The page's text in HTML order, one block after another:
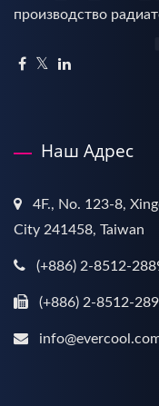
производство
Наш Адрес
4F., No. 123-8,
City 241458, Taiwan
(+886) 2-8512-
(+886) 2-8512-